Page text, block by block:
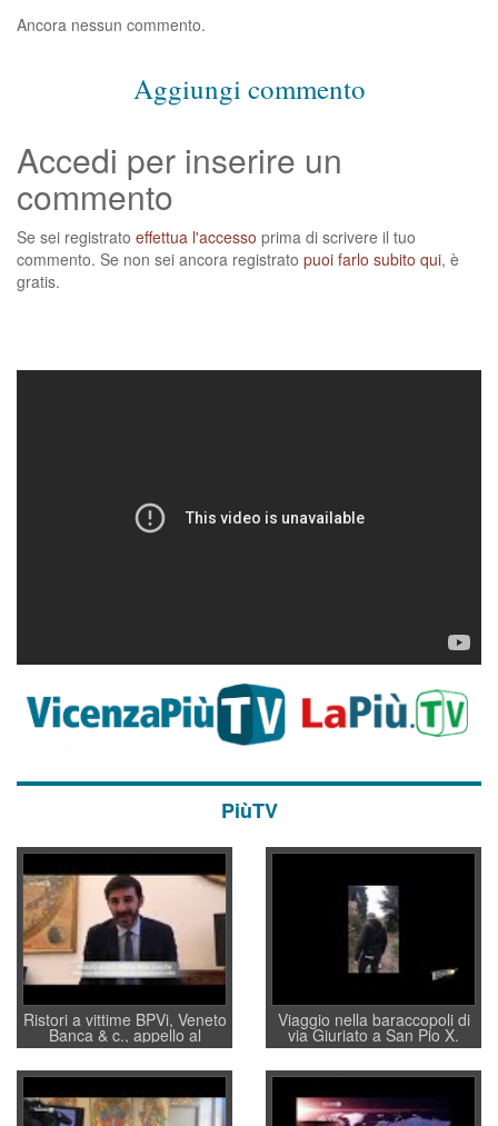
Ancora nessun commento.
Aggiungi commento
Accedi per inserire un
commento
Se sei registrato effettua l'accesso prima di scrivere il tuo
commento. Se non sei ancora registrato puoi farlo subito qui, è
gratis.
PiùTV
Ristori a vittime BPVi, Veneto
Banca & c., appello al
sottosegretario Alessio
Villarosa: per mettere ordine
convochi con Di Maio CNCU
a supporto della cabina di
regia al Mef
Viaggio nella baraccopoli di
via Giuriato a San Pio X.
Vicenza ai Vicentini: “faremo
un regalo di Natale ai
residenti”